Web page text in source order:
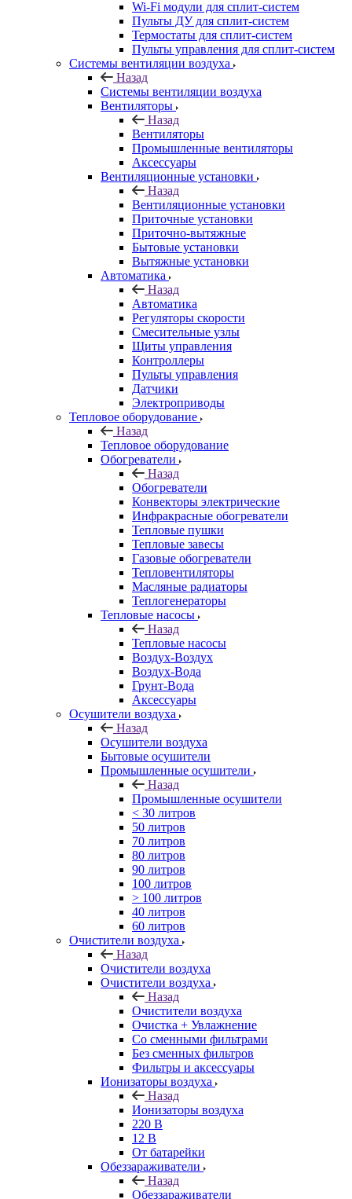
Wi-Fi модули для сплит-систем
Пульты ДУ для сплит-систем
Термостаты для сплит-систем
Пульты управления для сплит-систем
Системы вентиляции воздуха
Назад
Системы вентиляции воздуха
Вентиляторы
Назад
Вентиляторы
Промышленные вентиляторы
Аксессуары
Вентиляционные установки
Назад
Вентиляционные установки
Приточные установки
Приточно-вытяжные
Бытовые установки
Вытяжные установки
Автоматика
Назад
Автоматика
Регуляторы скорости
Смесительные узлы
Щиты управления
Контроллеры
Пульты управления
Датчики
Электроприводы
Тепловое оборудование
Назад
Тепловое оборудование
Обогреватели
Назад
Обогреватели
Конвекторы электрические
Инфракрасные обогреватели
Тепловые пушки
Тепловые завесы
Газовые обогреватели
Тепловентиляторы
Масляные радиаторы
Теплогенераторы
Тепловые насосы
Назад
Тепловые насосы
Воздух-Воздух
Воздух-Вода
Грунт-Вода
Аксессуары
Осушители воздуха
Назад
Осушители воздуха
Бытовые осушители
Промышленные осушители
Назад
Промышленные осушители
< 30 литров
50 литров
70 литров
80 литров
90 литров
100 литров
> 100 литров
40 литров
60 литров
Очистители воздуха
Назад
Очистители воздуха
Очистители воздуха
Назад
Очистители воздуха
Очистка + Увлажнение
Cо сменными фильтрами
Без сменных фильтров
Фильтры и аксессуары
Ионизаторы воздуха
Назад
Ионизаторы воздуха
220 В
12 В
От батарейки
Обеззараживатели
Назад
Обеззараживатели